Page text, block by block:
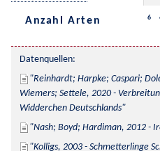
Anzahl Arten 6
Datenquellen:
Reinhardt; Harpke; Caspari;
Wiemers; Settele, 2020 -
Widderchen Deutschlands
Nash; Boyd; Hardiman, 2012 -
Kolligs, 2003 - Schmetterlinge